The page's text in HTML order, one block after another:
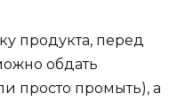
продукта, перед
обдать
просто промыть), а